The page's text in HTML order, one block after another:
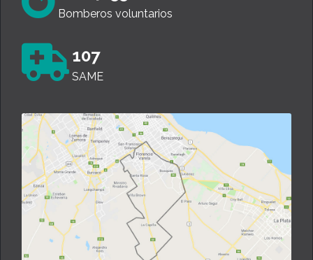
Bomberos voluntarios
107
SAME